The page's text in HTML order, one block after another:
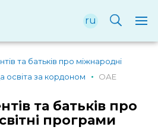
ru
та батьків про міжнародні
освіта за кордоном ОАЕ
та батьків про
програми